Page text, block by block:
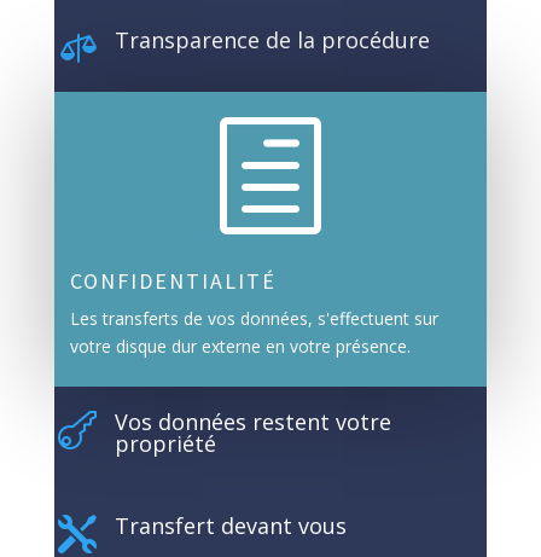
 Transparence de la procédure
h
CONFIDENTIALITÉ
Les transferts de vos données, s'effectuent sur
votre disque dur externe en votre présence.
 Vos données restent votre
propriété
 Transfert devant vous